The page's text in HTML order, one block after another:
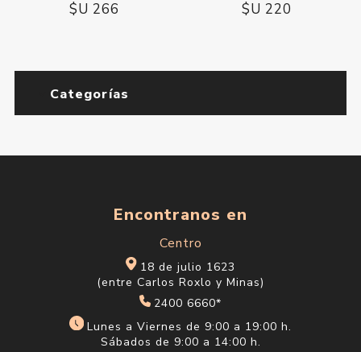
$U 266 $U 220
Categorías
Encontranos en
Centro
18 de julio 1623
(entre Carlos Roxlo y Minas)
2400 6660*
Lunes a Viernes de 9:00 a 19:00 h.
Sábados de 9:00 a 14:00 h.